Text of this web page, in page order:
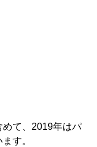
て、2019年はパ
す。